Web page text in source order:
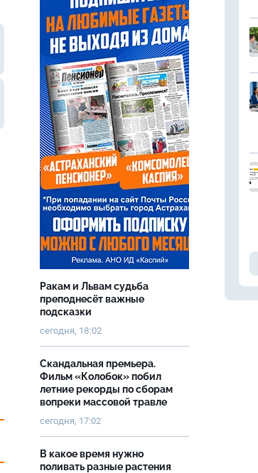
Ракам и Львам судьба
преподнесёт важные
подсказки
сегодня, 18:02
Скандальная премьера.
Фильм «Колобок» побил
летние рекорды по сборам
вопреки массовой травле
сегодня, 17:02
В какое время нужно
поливать разные растения